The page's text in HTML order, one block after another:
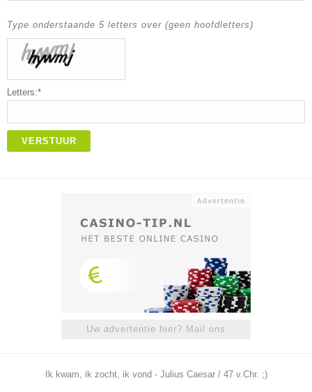
Type onderstaande 5 letters over (geen hoofdletters)
Letters:*
VERSTUUR
Uw advertentie hier? Mail ons
Ik kwam, ik zocht, ik vond - Julius Caesar / 47 v.Chr. ;)